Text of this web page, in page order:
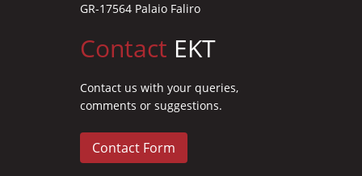
GR-17564 Palaio Faliro
Contact EKT
Contact us with your queries,
comments or suggestions.
Contact Form